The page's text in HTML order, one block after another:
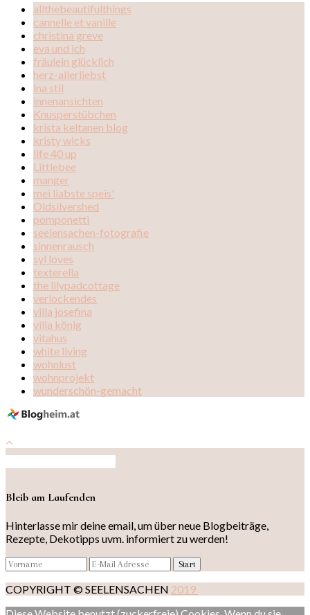
allthebeautifulthings
cannelle et vanille
christina greve
eva und ich
fräulein glücklich
herz-allerliebst
ina stil
innenansichten
Knusperstübchen
krista keltanen blog
kristy wicks
life 40 up
Littlebee
manger
mei liabste speis'
Oldsilvershed
pomponetti
seelensachen-fotografie
sinnenrausch
syl loves
texterella
the lilypadcottage
verlockendes
villa josefina
villa könig
vitahus
white living
wohnlust
wohnprojekt
wunderschön-gemacht
Bleib am Laufenden
Hinterlasse mir deine email, um über neue Blogbeiträge,
Rezepte, Dekotipps uvm. informiert zu werden!
COPYRIGHT © SEELENSACHEN 2019